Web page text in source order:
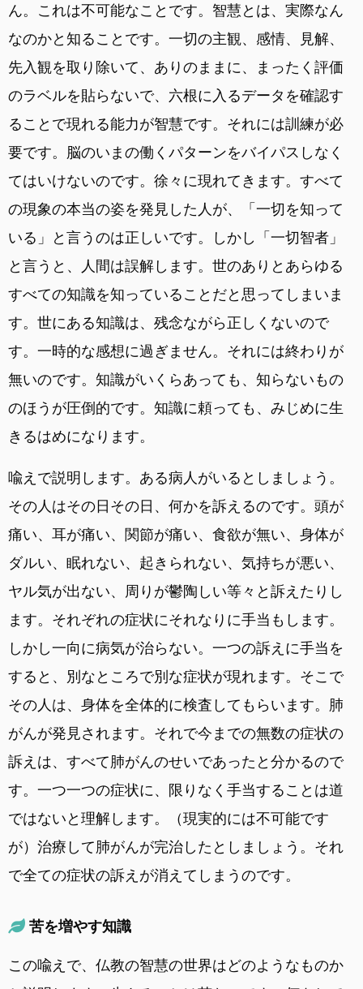
ん。これは不可能なことです。智慧とは、実際なん
なのかと知ることです。一切の主観、感情、見解、
先入観を取り除いて、ありのままに、まったく評価
のラベルを貼らないで、六根に入るデータを確認す
ることで現れる能力が智慧です。それには訓練が必
要です。脳のいまの働くパターンをバイパスしなく
てはいけないのです。徐々に現れてきます。すべて
の現象の本当の姿を発見した人が、「一切を知って
いる」と言うのは正しいです。しかし「一切智者」
と言うと、人間は誤解します。世のありとあらゆる
すべての知識を知っていることだと思ってしまいま
す。世にある知識は、残念ながら正しくないので
す。一時的な感想に過ぎません。それには終わりが
無いのです。知識がいくらあっても、知らないもの
のほうが圧倒的です。知識に頼っても、みじめに生
きるはめになります。
喩えで説明します。ある病人がいるとしましょう。
その人はその日その日、何かを訴えるのです。頭が
痛い、耳が痛い、関節が痛い、食欲が無い、身体が
ダルい、眠れない、起きられない、気持ちが悪い、
ヤル気が出ない、周りが鬱陶しい等々と訴えたりし
ます。それぞれの症状にそれなりに手当もします。
しかし一向に病気が治らない。一つの訴えに手当を
すると、別なところで別な症状が現れます。そこで
その人は、身体を全体的に検査してもらいます。肺
がんが発見されます。それで今までの無数の症状の
訴えは、すべて肺がんのせいであったと分かるので
す。一つ一つの症状に、限りなく手当することは道
ではないと理解します。（現実的には不可能です
が）治療して肺がんが完治したとしましょう。それ
で全ての症状の訴えが消えてしまうのです。
苦を増やす知識
この喩えで、仏教の智慧の世界はどのようなものか